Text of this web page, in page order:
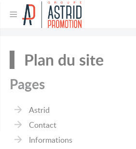
Plan du site
Pages
Astrid
Contact
Informations